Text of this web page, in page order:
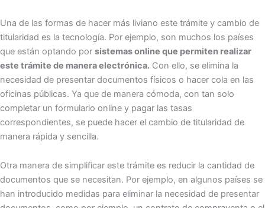
Una de las formas de hacer más liviano este trámite y cambio de
titularidad es la tecnología. Por ejemplo, son muchos los países
que están optando por sistemas online que permiten realizar
este trámite de manera electrónica. Con ello, se elimina la
necesidad de presentar documentos físicos o hacer cola en las
oficinas públicas. Ya que de manera cómoda, con tan solo
completar un formulario online y pagar las tasas
correspondientes, se puede hacer el cambio de titularidad de
manera rápida y sencilla.
Otra manera de simplificar este trámite es reducir la cantidad de
documentos que se necesitan. Por ejemplo, en algunos países se
han introducido medidas para eliminar la necesidad de presentar